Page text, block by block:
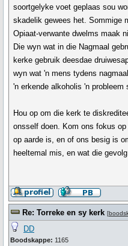
soortgelyke voet geplaas sou
skadelik gewees het. Sommige
Opiaat-verwante dwelms maak
Die wyn wat in die Nagmaal
kerke gebruik deesdae
wyn wat 'n mens tydens
'n erkende alkoholis 'n probleem
Hou op om die kerk te
onsself doen. Kom ons fokus
op aarde is, en of ons besig is
heeltemal mis, en wat die
Re: Torreke en sy kerk [
DD
Boodskappe: 1165